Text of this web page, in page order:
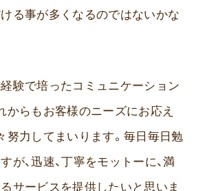
る事が多くなるのではないかな
験で培ったコミュニケーション
からもお客様のニーズにお応え
努力してまいります。毎日毎日勉
が、迅速、丁寧をモットーに、満
サービスを提供したいと思いま